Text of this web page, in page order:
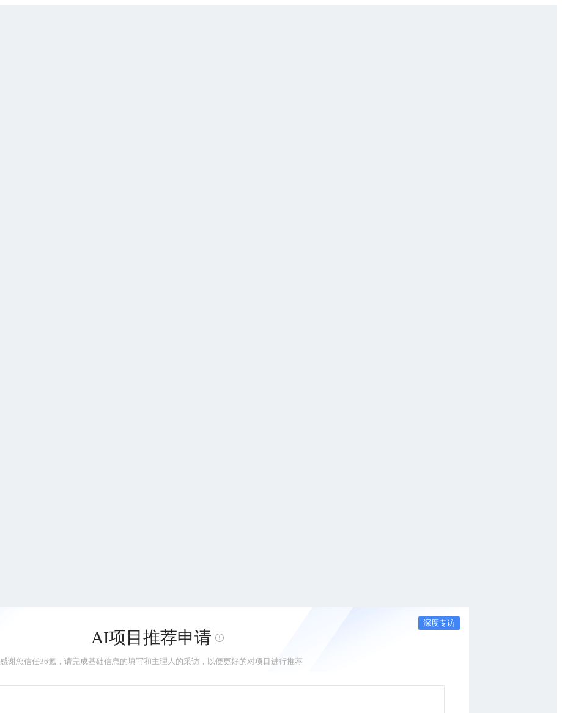
AI项目推荐申请
感谢您信任36氪，请完成基础信息的填写和主理人的采访，以便更好的对项目进行推荐
深度专访